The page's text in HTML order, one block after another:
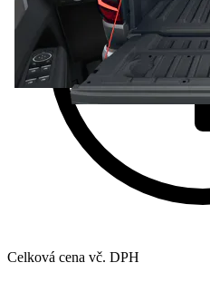
Celková cena vč. DPH